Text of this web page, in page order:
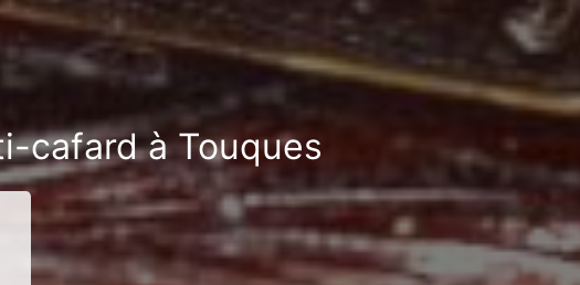
cafard à Touques